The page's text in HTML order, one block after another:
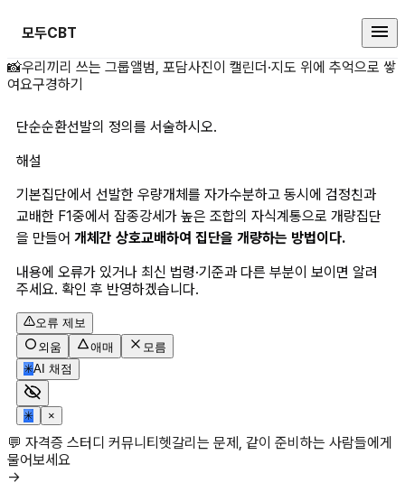
모두CBT
단순순환선발의 정의를 서술하시
📸우리끼리 쓰는 그룹앨범, 포담사진이 캘린더·지도 위에 추억으로 쌓
여요구경하기
단순순환선발의 정의를 서술하시오.
해설
기본집단에서 선발한 우량개체를 자가수분하고 동시에 검정친과
교배한 F1중에서 잡종강세가 높은 조합의 자식계통으로 개량집단
을 만들어 개체간 상호교배하여 집단을 개량하는 방법이다.
내용에 오류가 있거나 최신 법령·기준과 다른 부분이 보이면 알려
주세요. 확인 후 반영하겠습니다.
오류 제보
외움
애매
모름
✳AI 채점
✳ ×
💬 자격증 스터디 커뮤니티헷갈리는 문제, 같이 준비하는 사람들에게
물어보세요
→